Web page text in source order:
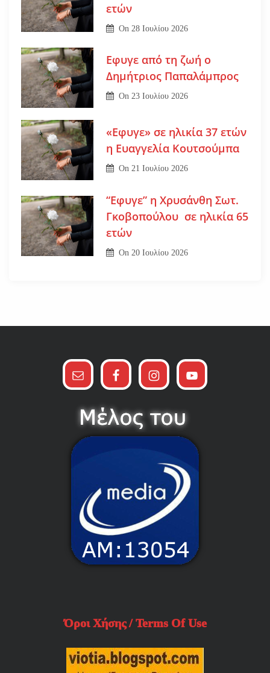
ετών
On 28 Ιουλίου 2026
Εφυγε από τη ζωή ο
Δημήτριος Παπαλάμπρος
On23 Ιουλίου 2026
«Εφυγε» σε ηλικία 37 ετών
η Ευαγγελία Κουτσούμπα
On21 Ιουλίου 2026
“Εφυγε” η Χρυσάνθη Σωτ.
Γκοβοπούλου σε ηλικία 65
ετών
On 20 Ιουλίου 2026
Όροι Χήσης / Terms Of Use